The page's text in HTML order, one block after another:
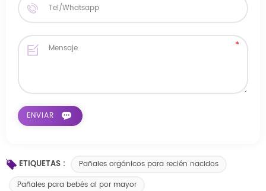
ETIQUETAS :
Pañales orgánicos para recién nacidos
Pañales para bebés al por mayor